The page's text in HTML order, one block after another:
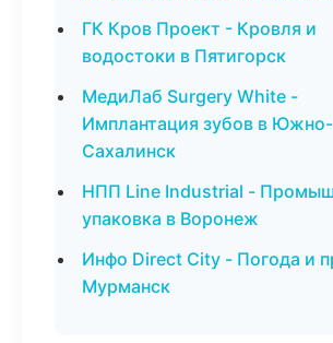
ГК Кров Проект - Кровля и
водостоки в Пятигорск
МедиЛаб Surgery White -
Имплантация зубов в Южно-
Сахалинск
НПП Line Industrial -
упаковка в Воронеж
Инфо Direct City - Погода и
Мурманск